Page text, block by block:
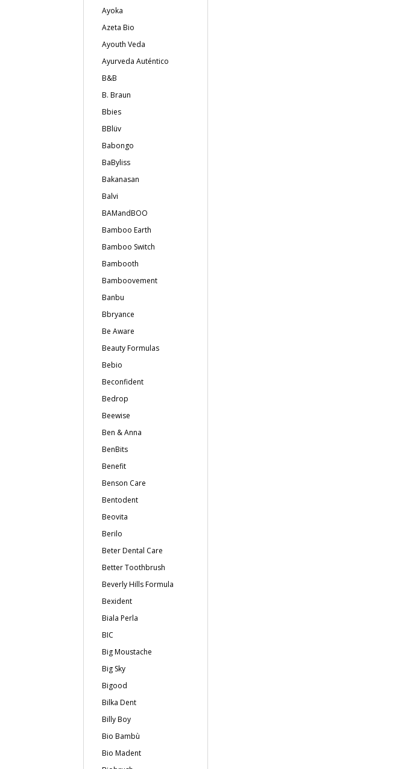
Ayoka
Azeta Bio
Ayouth Veda
Ayurveda Auténtico
B&B
B. Braun
Bbies
BBlüv
Babongo
BaByliss
Bakanasan
Balvi
BAMandBOO
Bamboo Earth
Bamboo Switch
Bambooth
Bamboovement
Banbu
Bbryance
Be Aware
Beauty Formulas
Bebio
Beconfident
Bedrop
Beewise
Ben & Anna
BenBits
Benefit
Benson Care
Bentodent
Beovita
Berilo
Beter Dental Care
Better Toothbrush
Beverly Hills Formula
Bexident
Biala Perla
BIC
Big Moustache
Big Sky
Bigood
Bilka Dent
Billy Boy
Bio Bambù
Bio Madent